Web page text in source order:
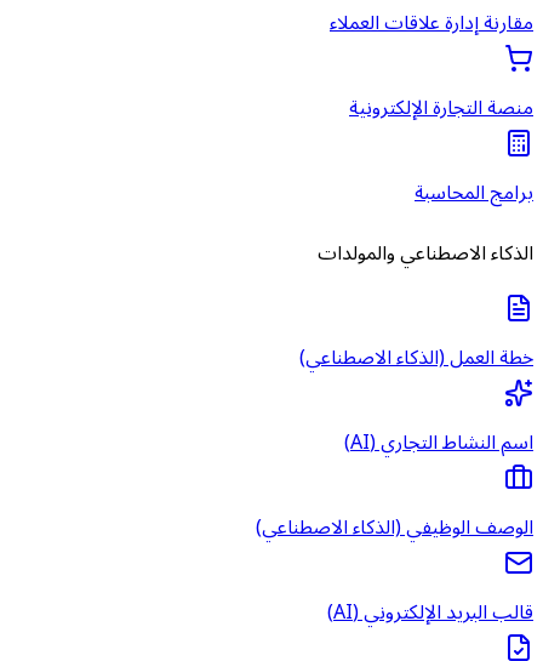
مقارنة إدارة علاقات العملاء
منصة التجارة الإلكترونية
برامج المحاسبة
الذكاء الاصطناعي والمولدات
خطة العمل (الذكاء الاصطناعي)
اسم النشاط التجاري (AI)
الوصف الوظيفي (الذكاء الاصطناعي)
قالب البريد الإلكتروني (AI)